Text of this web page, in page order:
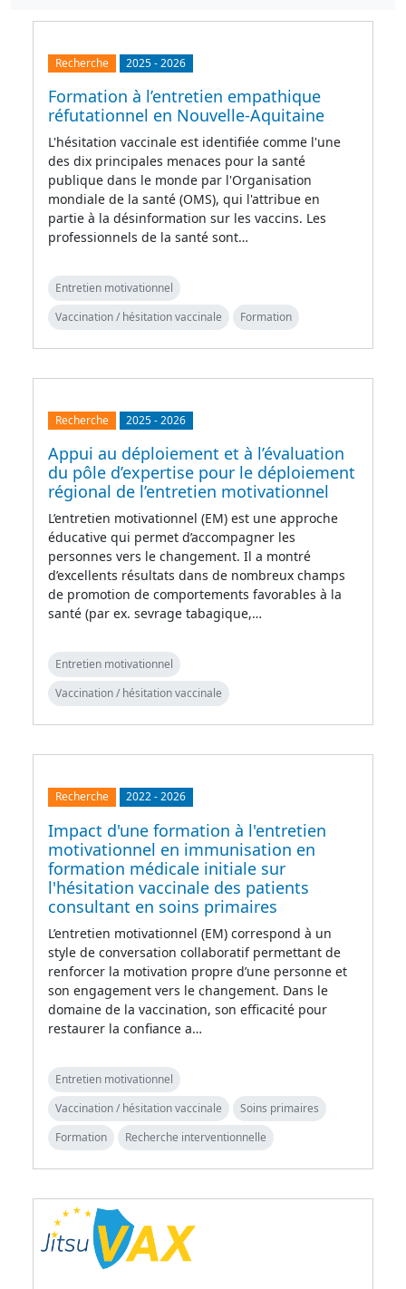
Recherche 2025-2026
Formation à l’entretien empathique
réfutationnel en Nouvelle-Aquitaine
L'hésitation vaccinale est identifiée comme l'une
des dix principales menaces pour la santé
publique dans le monde par l'Organisation
mondiale de la santé (OMS), qui l'attribue en
partie à la désinformation sur les vaccins. Les
professionnels de la santé sont…
Entretien motivationnel
Vaccination / hésitation vaccinale
Formation
Recherche 2025-2026
Appui au déploiement et à l’évaluation
du pôle d’expertise pour le déploiement
régional de l’entretien motivationnel
L’entretien motivationnel (EM) est une approche
éducative qui permet d’accompagner les
personnes vers le changement. Il a montré
d’excellents résultats dans de nombreux champs
de promotion de comportements favorables à la
santé (par ex. sevrage tabagique,…
Entretien motivationnel
Vaccination / hésitation vaccinale
Recherche 2022-2026
Impact d'une formation à l'entretien
motivationnel en immunisation en
formation médicale initiale sur
l'hésitation vaccinale des patients
consultant en soins primaires
L’entretien motivationnel (EM) correspond à un
style de conversation collaboratif permettant de
renforcer la motivation propre d’une personne et
son engagement vers le changement. Dans le
domaine de la vaccination, son efficacité pour
restaurer la confiance a…
Entretien motivationnel
Vaccination / hésitation vaccinale
Soins primaires
Formation
Recherche interventionnelle